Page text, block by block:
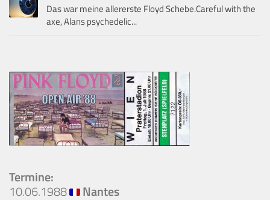
Das war meine allererste Floyd Schebe.Careful with the
axe, Alans psychedelic...
Termine:
10.06.1988 Nantes